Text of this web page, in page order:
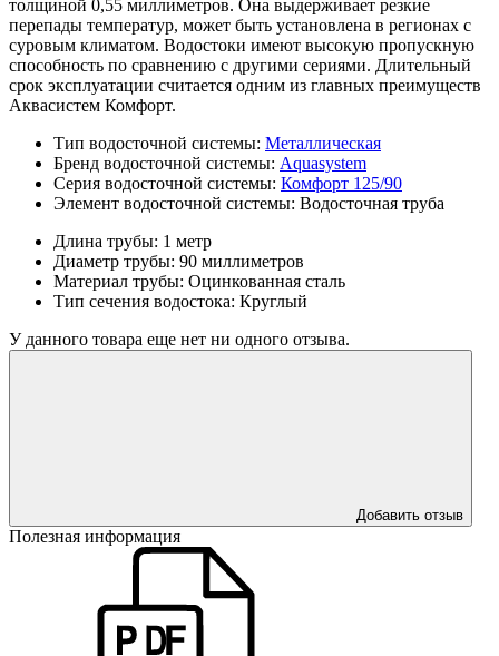
толщиной 0,55 миллиметров. Она выдерживает резкие
перепады температур, может быть установлена в регионах с
суровым климатом. Водостоки имеют высокую пропускную
способность по сравнению с другими сериями. Длительный
срок эксплуатации считается одним из главных преимуществ
Аквасистем Комфорт.
Тип водосточной системы: Металлическая
Бренд водосточной системы: Aquasystem
Серия водосточной системы: Комфорт 125/90
Элемент водосточной системы: Водосточная труба
Длина трубы: 1 метр
Диаметр трубы: 90 миллиметров
Материал трубы: Оцинкованная сталь
Тип сечения водостока: Круглый
У данного товара еще нет ни одного отзыва.
Добавить отзыв
Полезная информация